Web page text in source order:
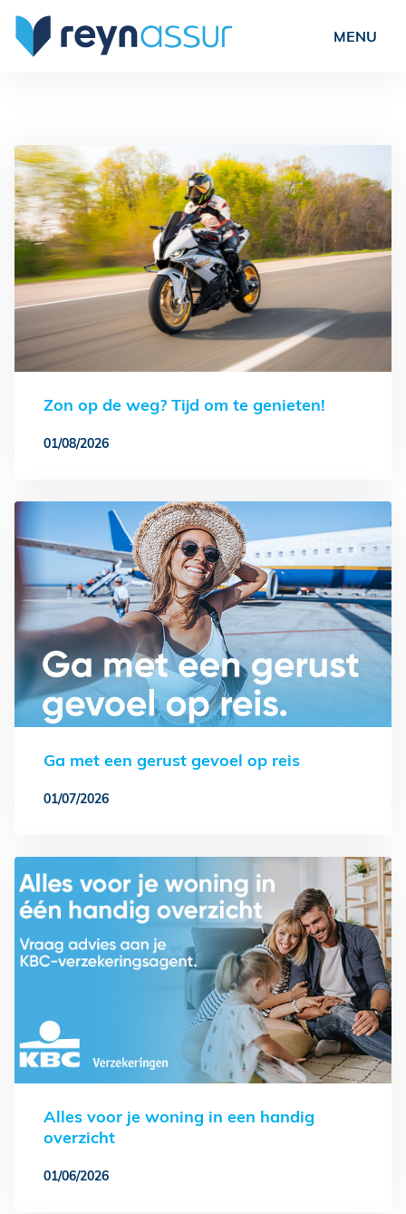
Verenigingen
Over ons
Nieuws
Vacatures
Veelgestelde vragen
Contact
Zon op de weg? Tijd om te genieten!
01/08/2026
Ga met een gerust gevoel op reis
01/07/2026
Alles voor je woning in een handig
overzicht
01/06/2026